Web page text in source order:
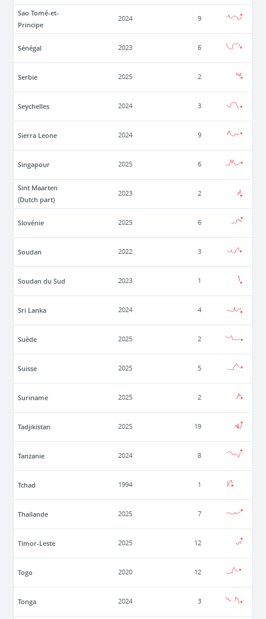
Sao Tomé-et-
Principe
2024 9
Sénégal 2023 6
Serbie 2025 2
Seychelles 2024 3
Sierra Leone 2024 9
Singapour 2025 6
Sint Maarten
(Dutch part)
2023 2
Slovénie 2025 6
Soudan 2022 3
Soudan du Sud 2023 1
Sri Lanka 2024 4
Suède 2025 2
Suisse 2025 5
Suriname 2025 2
Tadjikistan 2025 19
Tanzanie 2024 8
Tchad 1994 1
Thaïlande 2025 7
Timor-Leste 2025 12
Togo 2020 12
Tonga 2024 3